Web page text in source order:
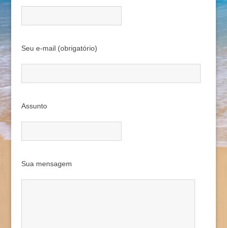
Seu e-mail (obrigatório)
Assunto
Sua mensagem